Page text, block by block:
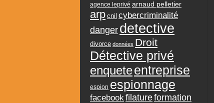
agence leprivé arnaud pelletier
arp cnil cybercriminalité
danger detective
divorce données Droit
Détective privé
enqueteentreprise
espion espionnage
facebookfilatureformation